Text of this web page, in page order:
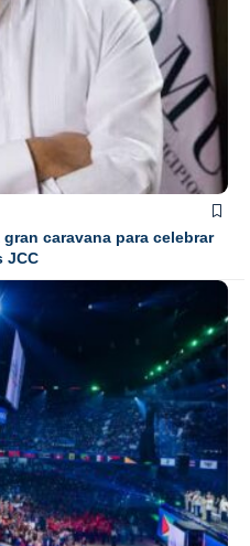
caravana para celebrar
JCC